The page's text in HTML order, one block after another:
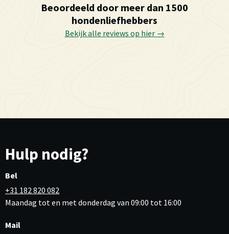
Beoordeeld door meer dan 1500
hondenliefhebbers
Bekijk alle reviews op hier →
Hulp nodig?
Bel
+31 182 820 082
Maandag tot en met donderdag van 09:00 tot 16:00
Mail